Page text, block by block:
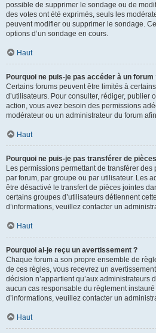
possible de supprimer le sondage ou de
des votes ont été exprimés, seuls les
peuvent modifier ou supprimer le sondage.
options d’un sondage en cours.
Haut
Pourquoi ne puis-je pas accéder à un forum
Certains forums peuvent être limités à
d’utilisateurs. Pour consulter, rédiger, publier
action, vous avez besoin des permissions
modérateur ou un administrateur du forum
Haut
Pourquoi ne puis-je pas transférer de
Les permissions permettant de transférer
par forum, par groupe ou par utilisateur. Les
être désactivé le transfert de pièces jointes
certains groupes d’utilisateurs détiennent
d’informations, veuillez contacter un
Haut
Pourquoi ai-je reçu un avertissement ?
Chaque forum a son propre ensemble de
de ces règles, vous recevrez un
décision n’appartient qu’aux administrateurs
aucun cas responsable du règlement
d’informations, veuillez contacter un
Haut